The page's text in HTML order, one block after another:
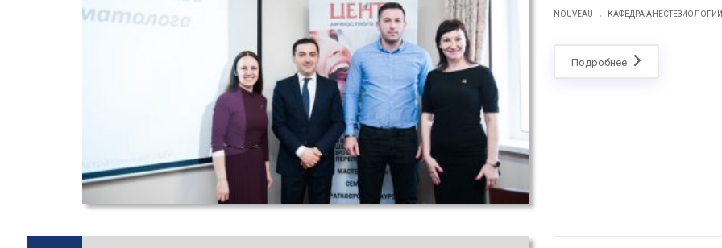
NOUVEAU . КАФЕДРА
Подробнее